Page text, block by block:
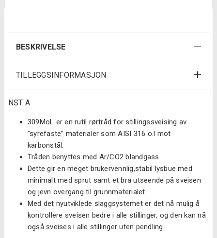
BESKRIVELSE
TILLEGGSINFORMASJON
NST A
309MoL er en rutil rørtråd for stillingssveising av
”syrefaste” materialer som AISI 316 o.l mot
karbonstål.
Tråden benyttes med Ar/CO2 blandgass.
Dette gir en meget brukervennlig,stabil lysbue med
minimalt med sprut samt et bra utseende på sveisen
og jevn overgang til grunnmaterialet.
Med det nyutviklede slaggsystemet er det nå mulig å
kontrollere sveisen bedre i alle stillinger, og den kan nå
også sveises i alle stillinger uten pendling.